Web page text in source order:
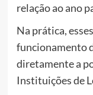
relação ao ano
Na prática,
funcionamento
diretamente a
Instituições de